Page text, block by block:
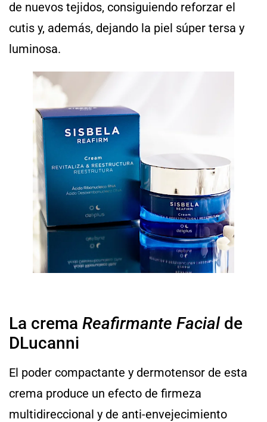
de nuevos tejidos, consiguiendo reforzar el
cutis y, además, dejando la piel súper tersa y
luminosa.
La crema Reafirmante Facial de
DLucanni
El poder compactante y dermotensor de esta
crema produce un efecto de firmeza
multidireccional y de anti-envejecimiento